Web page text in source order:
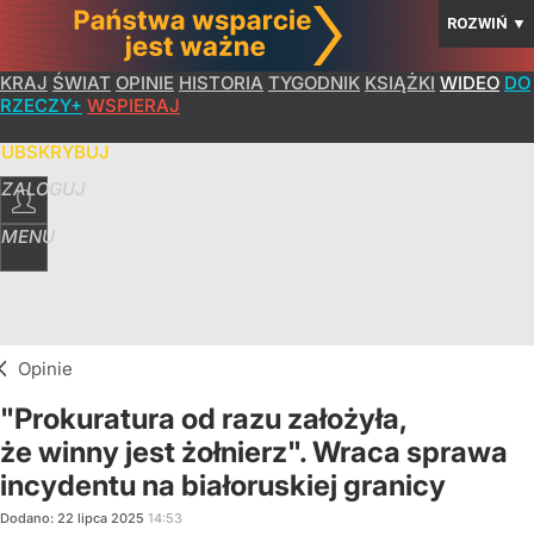
ROZWIŃ ▼
KRAJ ŚWIAT OPINIE HISTORIA TYGODNIK KSIĄŻKI WIDEO DO
RZECZY+ WSPIERAJ
ZALOGUJ
MENU
Opinie
"Prokuratura od razu założyła,
że winny jest żołnierz". Wraca sprawa
incydentu na białoruskiej granicy
Dodano: 22 lipca 2025 14:53